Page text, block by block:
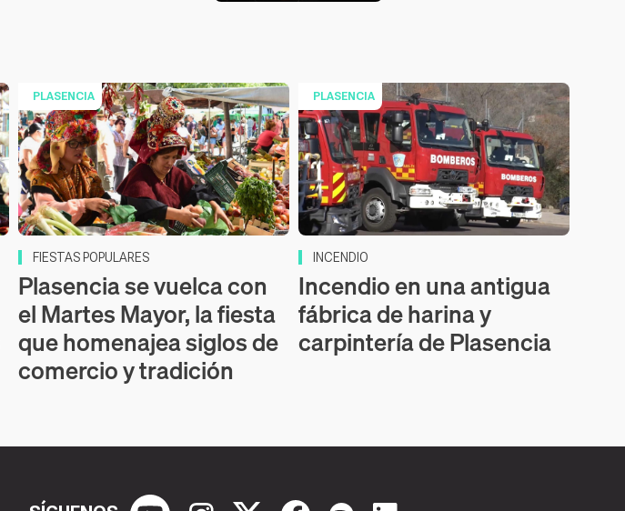
PLASENCIA
FIESTAS POPULARES
Plasencia se vuelca con
el Martes Mayor, la fiesta
que homenajea siglos de
comercio y tradición
PLASENCIA
INCENDIO
Incendio en una antigua
fábrica de harina y
carpintería de Plasencia